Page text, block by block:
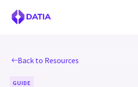
Back to Resources
GUIDE